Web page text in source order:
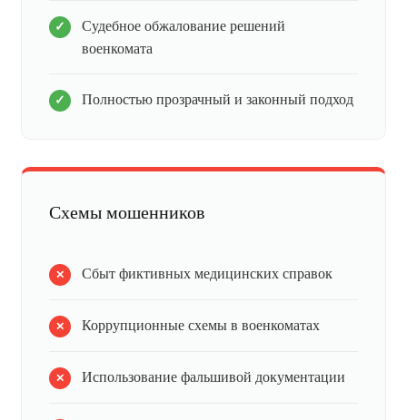
Судебное обжалование решений
военкомата
Полностью прозрачный и законный подход
Схемы мошенников
Сбыт фиктивных медицинских справок
Коррупционные схемы в военкоматах
Использование фальшивой документации